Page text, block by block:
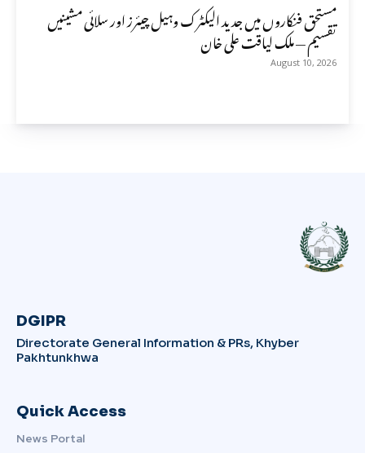
مستحق فنکاروں میں جدید الیکٹرک وہیل چیئرز اور سلائی مشینیں
تقسیم — ملک لیاقت علی خان
August 10, 2026
DGIPR
Directorate General Information & PRs, Khyber
Pakhtunkhwa
Quick Access
News Portal